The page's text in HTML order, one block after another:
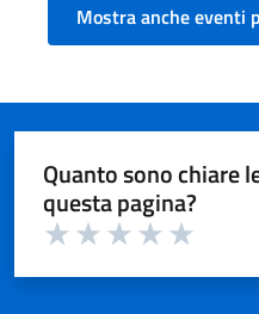
Mostra anche eventi
Quanto sono chiare
questa pagina?